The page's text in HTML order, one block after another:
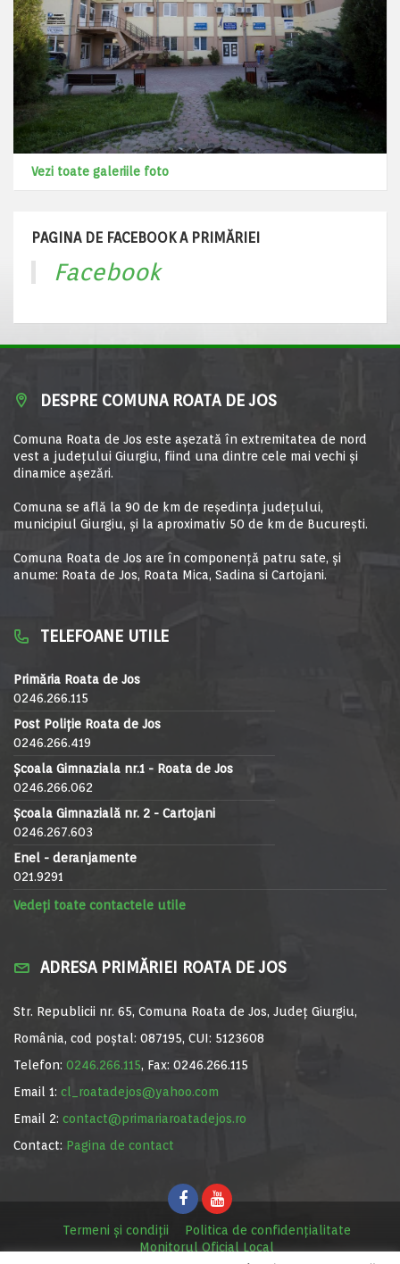
Vezi toate galeriile foto
PAGINA DE FACEBOOK A PRIMĂRIEI
Facebook
DESPRE COMUNA ROATA DE JOS
Comuna Roata de Jos este aşezată în extremitatea de nord
vest a judeţului Giurgiu, fiind una dintre cele mai vechi şi
dinamice aşezări.
Comuna se află la 90 de km de reşedinţa judeţului,
municipiul Giurgiu, şi la aproximativ 50 de km de Bucureşti.
Comuna Roata de Jos are în componență patru sate, și
anume: Roata de Jos, Roata Mica, Sadina si Cartojani.
TELEFOANE UTILE
Primăria Roata de Jos
0246.266.115
Post Poliție Roata de Jos
0246.266.419
Școala Gimnaziala nr.1 - Roata de Jos
0246.266.062
Școala Gimnazială nr. 2 - Cartojani
0246.267.603
Enel - deranjamente
021.9291
Vedeți toate contactele utile
ADRESA PRIMĂRIEI ROATA DE JOS
Str. Republicii nr. 65, Comuna Roata de Jos, Județ Giurgiu,
România, cod poștal: 087195, CUI: 5123608
Telefon: 0246.266.115, Fax: 0246.266.115
Email 1: cl_roatadejos@yahoo.com
Email 2: contact@primariaroatadejos.ro
Contact: Pagina de contact
Termeni și condiții
Politica de confidențialitate
Monitorul Oficial Local